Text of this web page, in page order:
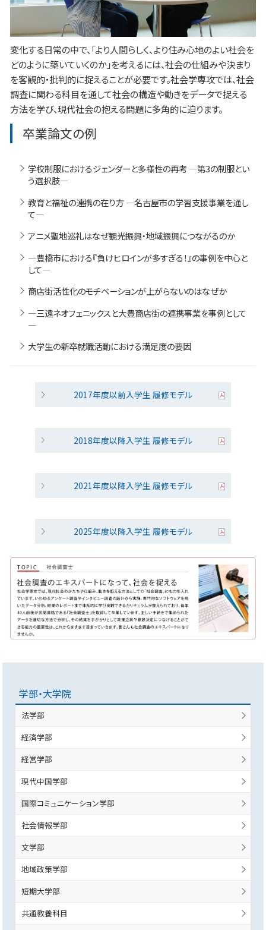
変化する日常の中で、「より人間らしく、より住み心地のよい社会を
どのように築いていくのか」を考えるには、社会の仕組みや決まり
を客観的・批判的に捉えることが必要です。社会学専攻では、社会
調査に関わる科目を通して社会の構造や動きをデータで捉える
方法を学び、現代社会の抱える問題に多角的に迫ります。
卒業論文の例
学校制服におけるジェンダーと多様性の再考 ―第3の制服とい
う選択肢―
教育と福祉の連携の在り方 ―名古屋市の学習支援事業を通し
て―
アニメ聖地巡礼はなぜ観光振興・地域振興につながるのか
―豊橋市における『負けヒロインが多すぎる！』の事例を中心と
して―
商店街活性化のモチベーションが上がらないのはなぜか
―三遠ネオフェニックスと大豊商店街の連携事業を事例として
―
大学生の新卒就職活動における満足度の要因
2017年度以前入学生 履修モデル
2018年度以降入学生 履修モデル
2021年度以降入学生 履修モデル
2025年度以降入学生 履修モデル
学部・大学院
法学部
経済学部
経営学部
現代中国学部
国際コミュニケーション学部
社会情報学部
文学部
地域政策学部
短期大学部
共通教養科目